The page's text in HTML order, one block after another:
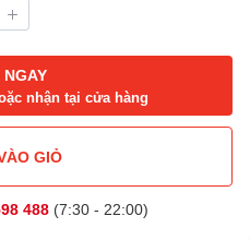
NGAY
nhận tại cửa hàng
GIỎ
488(7:30 - 22:00)